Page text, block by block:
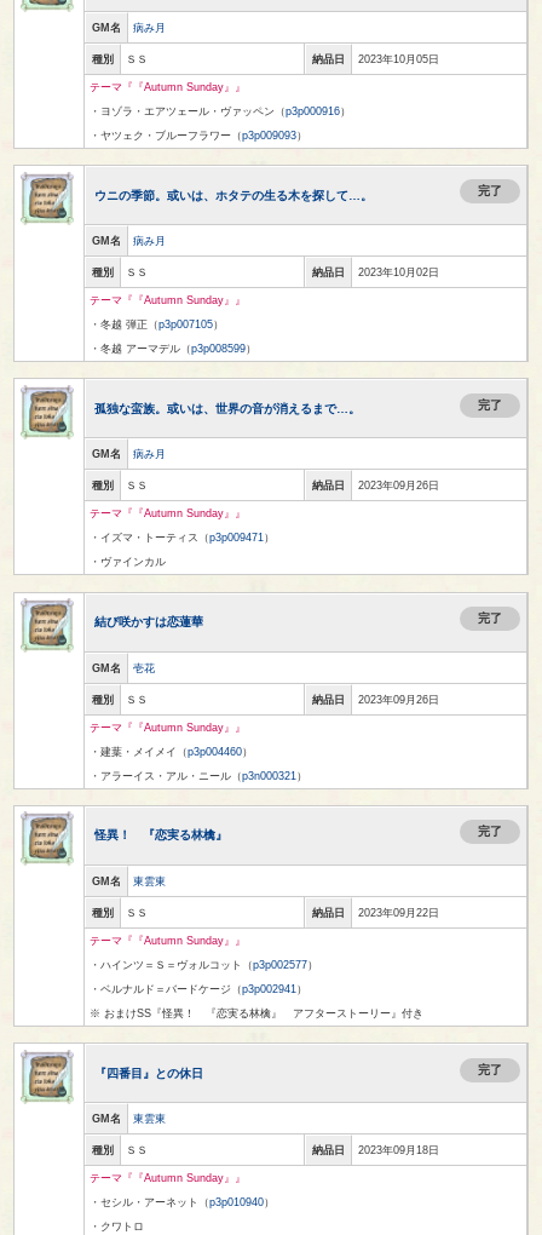
GM名 病み月
種別 ＳＳ 納品日 2023年10月05日
テーマ『『Autumn Sunday』』
・ヨゾラ・エアツェール・ヴァッペン（p3p000916）
・ヤツェク・ブルーフラワー（p3p009093）
ウニの季節。或いは、ホタテの生る木を探して…。 完了
GM名 病み月
種別 ＳＳ 納品日 2023年10月02日
テーマ『『Autumn Sunday』』
・冬越 弾正（p3p007105）
・冬越 アーマデル（p3p008599）
孤独な蛮族。或いは、世界の音が消えるまで…。 完了
GM名 病み月
種別 ＳＳ 納品日 2023年09月26日
テーマ『『Autumn Sunday』』
・イズマ・トーティス（p3p009471）
・ヴァインカル
結び咲かすは恋蓮華 完了
GM名 壱花
種別 ＳＳ 納品日 2023年09月26日
テーマ『『Autumn Sunday』』
・建葉・メイメイ（p3p004460）
・アラーイス・アル・ニール（p3n000321 ）
怪異！ 『恋実る林檎』 完了
GM名 東雲東
種別 ＳＳ 納品日 2023年09月22日
テーマ『『Autumn Sunday』』
・ハインツ＝Ｓ＝ヴォルコット（p3p002577）
・ベルナルド＝バードケージ（p3p002941 ）
※ おまけSS『怪異！ 『恋実る林檎』 アフターストーリー』付き
『四番目』との休日 完了
GM名 東雲東
種別 ＳＳ 納品日 2023年09月18日
テーマ『『Autumn Sunday』』
・セシル・アーネット（p3p010940）
・クワトロ